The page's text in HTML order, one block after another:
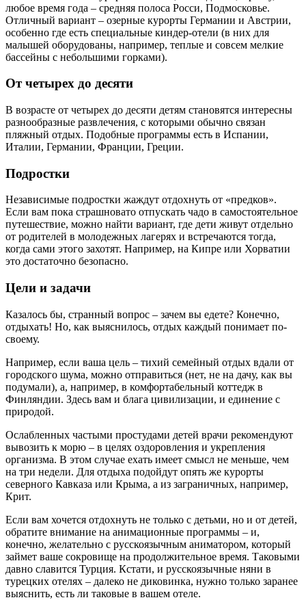
любое время года – средняя полоса Росси, Подмосковье.
Отличный вариант – озерные курорты Германии и Австрии,
особенно где есть специальные киндер-отели (в них для
малышей оборудованы, например, теплые и совсем мелкие
бассейны с небольшими горками).
От четырех до десяти
В возрасте от четырех до десяти детям становятся интересны
разнообразные развлечения, с которыми обычно связан
пляжный отдых. Подобные программы есть в Испании,
Италии, Германии, Франции, Греции.
Подростки
Независимые подростки жаждут отдохнуть от «предков».
Если вам пока страшновато отпускать чадо в самостоятельное
путешествие, можно найти вариант, где дети живут отдельно
от родителей в молодежных лагерях и встречаются тогда,
когда сами этого захотят. Например, на Кипре или Хорватии
это достаточно безопасно.
Цели и задачи
Казалось бы, странный вопрос – зачем вы едете? Конечно,
отдыхать! Но, как выяснилось, отдых каждый понимает по-
своему.
Например, если ваша цель – тихий семейный отдых вдали от
городского шума, можно отправиться (нет, не на дачу, как вы
подумали), а, например, в комфортабельный коттедж в
Финляндии. Здесь вам и блага цивилизации, и единение с
природой.
Ослабленных частыми простудами детей врачи рекомендуют
вывозить к морю – в целях оздоровления и укрепления
организма. В этом случае ехать имеет смысл не меньше, чем
на три недели. Для отдыха подойдут опять же курорты
северного Кавказа или Крыма, а из заграничных, например,
Крит.
Если вам хочется отдохнуть не только с детьми, но и от детей,
обратите внимание на анимационные программы – и,
конечно, желательно с русскоязычным аниматором, который
займет ваше сокровище на продолжительное время. Таковыми
давно славится Турция. Кстати, и русскоязычные няни в
турецких отелях – далеко не диковинка, нужно только заранее
выяснить, есть ли таковые в вашем отеле.